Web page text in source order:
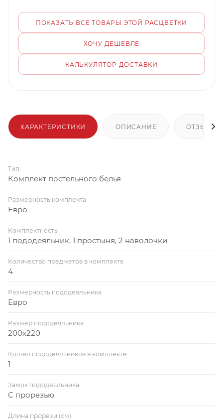
ПОКАЗАТЬ ВСЕ ТОВАРЫ ЭТОЙ РАСЦВЕТКИ
ХОЧУ ДЕШЕВЛЕ
КАЛЬКУЛЯТОР ДОСТАВКИ
ХАРАКТЕРИСТИКИ ОПИСАНИЕ ОТЗЫВЫ
Тип
Комплект постельного белья
Размерность комплекта
Евро
Комплектность
1 пододеяльник, 1 простыня, 2 наволочки
Количество предметов в комплекте
4
Размерность пододеяльника
Евро
Размер пододеяльника
200x220
Кол-во пододеяльников в комплекте
1
Замок пододеяльника
С прорезью
Длина прорези (см)